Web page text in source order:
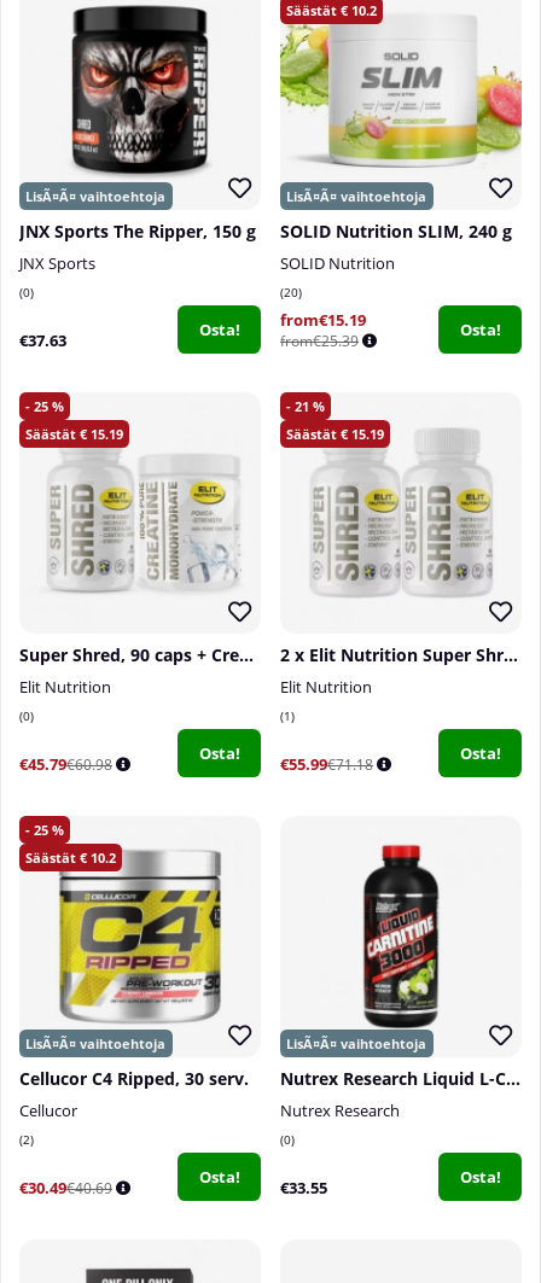
JNX Sports The Ripper, 150 g
JNX Sports
0
€37.63 Osta!
10.2
SOLID Nutrition SLIM, 240 g
SOLID Nutrition
20
from€15.19
from€25.39
Osta!
25
15.19
Super Shred, 90 caps + Creatine Monohydrate, 300 g
Elit Nutrition
0
€45.79€60.98
Osta!
21
15.19
2 x Elit Nutrition Super Shred, 90 caps
Elit Nutrition
1
€55.99€71.18
Osta!
25
10.2
Cellucor C4 Ripped, 30 serv.
Cellucor
2
€30.49€40.69
Osta!
Nutrex Research Liquid L-Carnitine 3000, 480 ml
Nutrex Research
0
€33.55 Osta!